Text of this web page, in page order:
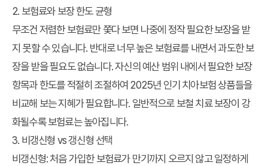
2. 보험료와 보장 한도 균형
무조건 저렴한 보험료만 쫓다 보면 나중에 정작 필요한 보장을 받
지 못할 수 있습니다. 반대로 너무 높은 보험료를 내면서 과도한 보
장을 받을 필요도 없습니다. 자신의 예산 범위 내에서 필요한 보장
항목과 한도를 적절히 조절하여 2025년 인기 치아보험 상품들을
비교해 보는 지혜가 필요합니다. 일반적으로 보철 치료 보장이 강
화될수록 보험료는 높아집니다.
3. 비갱신형 vs 갱신형 선택
비갱신형:처음 가입한 보험료가 만기까지 오르지 않고 일정하게